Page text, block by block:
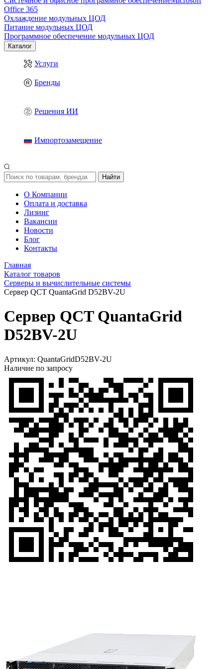
Office 365
Охлаждение модульных ЦОД
Питание модульных ЦОД
Программное обеспечение модульных ЦОД
Каталог
Услуги
Бренды
Решения ИИ
Импортозамещение
Найти
О Компании
Оплата и доставка
Лизинг
Вакансии
Новости
Блог
Контакты
Главная
Каталог товаров
Серверы и вычислительные системы
Сервер QCT QuantaGrid D52BV-2U
Сервер QCT QuantaGrid
D52BV-2U
Артикул: QuantaGridD52BV-2U
Наличие по запросу